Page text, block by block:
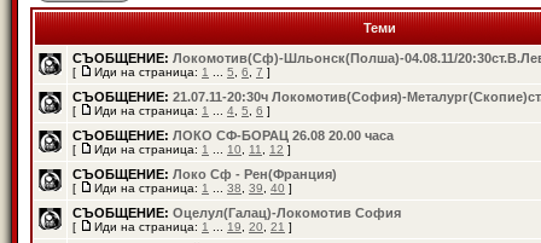
Теми
СЪОБЩЕНИЕ: Локомотив(Сф)-Шльонск(Полша)-04.08.11/
[ Иди на страница: 1 5 6 7 ]
СЪОБЩЕНИЕ: 21.07.11-20:30ч Локомотив(София)-
[ Иди на страница: 1 4 5 6 ]
СЪОБЩЕНИЕ: ЛОКО СФ-БОРАЦ 26.08 20.00 часа
[ Иди на страница: 1 10 11 12 ]
СЪОБЩЕНИЕ: Локо Сф - Рен(Франция)
[ Иди на страница: 1 38 39 40 ]
СЪОБЩЕНИЕ: Oцелул(Галац)-Локомотив София
[ Иди на страница: 1 19 20 21 ]